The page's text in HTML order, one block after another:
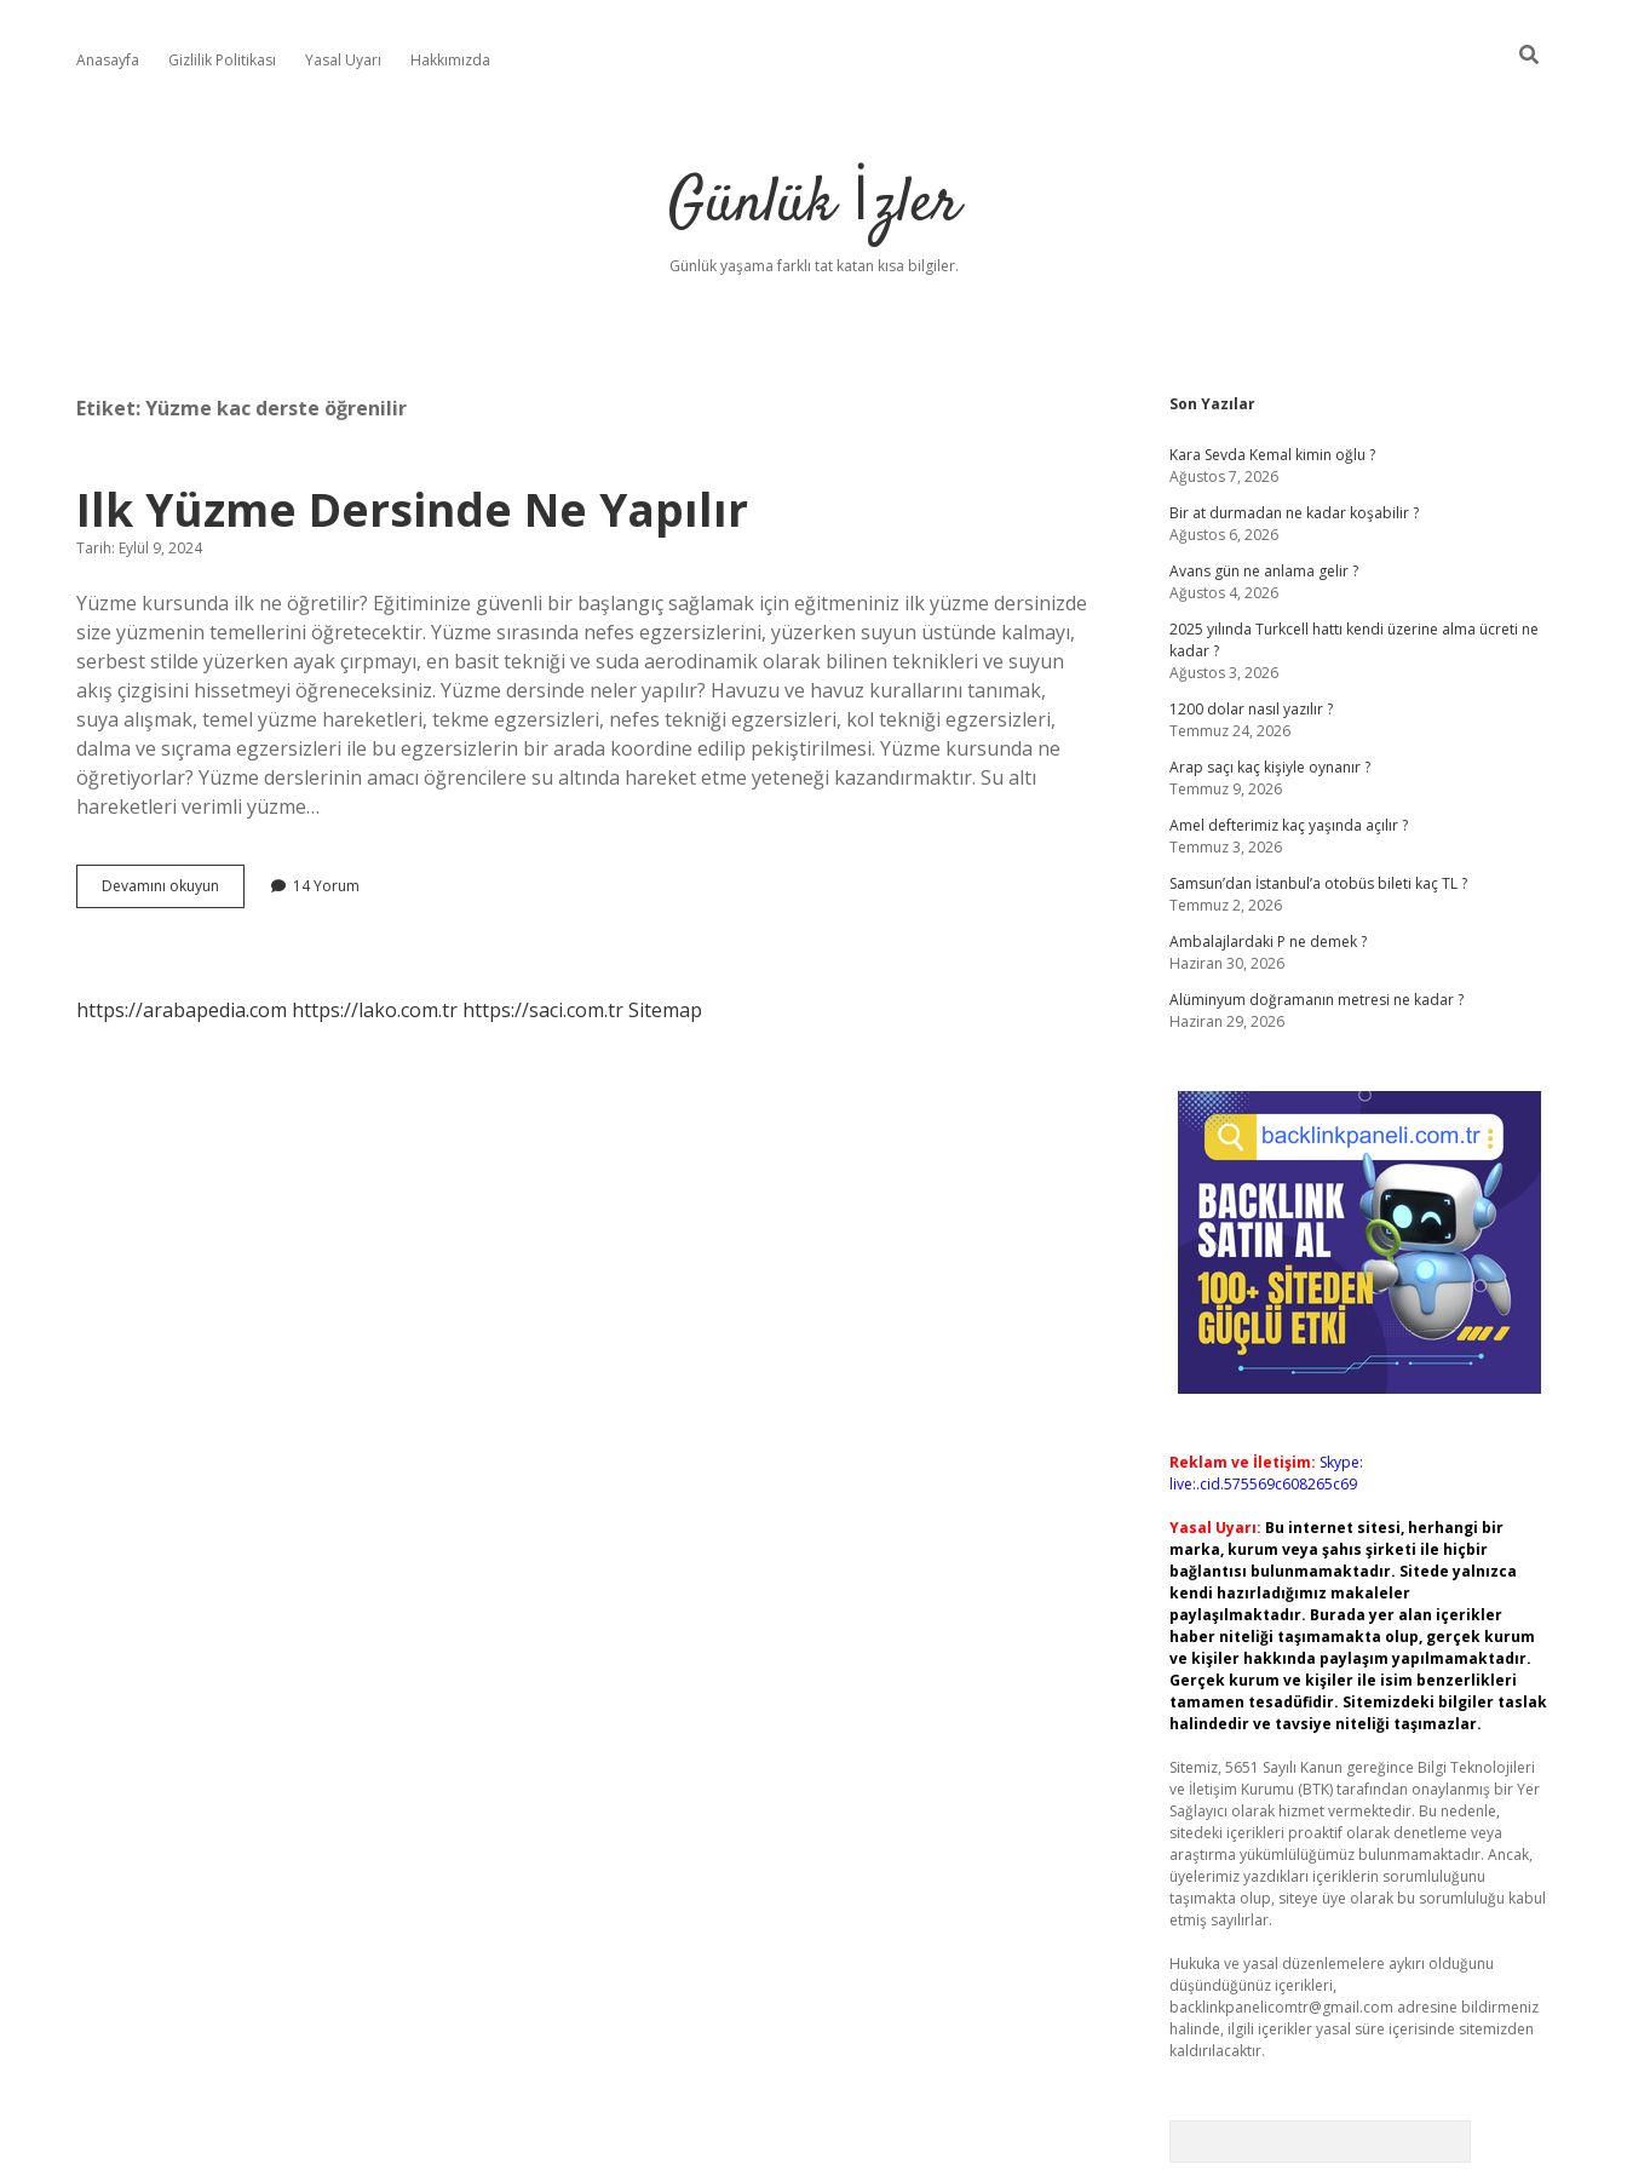
Anasayfa Gizlilik Politikası Yasal Uyarı Hakkımızda
Günlük İzler
Günlük yaşama farklı tat katan kısa bilgiler.
Etiket:Yüzme kac derste öğrenilir
Ilk Yüzme Dersinde Ne Yapılır
Tarih: Eylül 9, 2024
Yüzme kursunda ilk ne öğretilir? Eğitiminize güvenli bir başlangıç ​​sağlamak için eğitmeniniz ilk yüzme dersinizde
size yüzmenin temellerini öğretecektir. Yüzme sırasında nefes egzersizlerini, yüzerken suyun üstünde kalmayı,
serbest stilde yüzerken ayak çırpmayı, en basit tekniği ve suda aerodinamik olarak bilinen teknikleri ve suyun
akış çizgisini hissetmeyi öğreneceksiniz. Yüzme dersinde neler yapılır? Havuzu ve havuz kurallarını tanımak,
suya alışmak, temel yüzme hareketleri, tekme egzersizleri, nefes tekniği egzersizleri, kol tekniği egzersizleri,
dalma ve sıçrama egzersizleri ile bu egzersizlerin bir arada koordine edilip pekiştirilmesi. Yüzme kursunda ne
öğretiyorlar? Yüzme derslerinin amacı öğrencilere su altında hareket etme yeteneği kazandırmaktır. Su altı
hareketleri verimli yüzme…
Devamını okuyun
Yüzme
14 Yorum
https://arabapedia.com https://lako.com.tr https://saci.com.trSitemap
Sidebar
Son Yazılar
Kara Sevda Kemal kimin oğlu ?
Ağustos 7, 2026
Bir at durmadan ne kadar koşabilir ?
Ağustos 6, 2026
Avans gün ne anlama gelir ?
Ağustos 4, 2026
2025 yılında Turkcell hattı kendi üzerine alma ücreti ne
kadar ?
Ağustos 3, 2026
1200 dolar nasıl yazılır ?
Temmuz 24, 2026
Arap saçı kaç kişiyle oynanır ?
Temmuz 9, 2026
Amel defterimiz kaç yaşında açılır ?
Temmuz 3, 2026
Samsun’dan İstanbul’a otobüs bileti kaç TL ?
Temmuz 2, 2026
Ambalajlardaki P ne demek ?
Haziran 30, 2026
Alüminyum doğramanın metresi ne kadar ?
Haziran 29, 2026
Reklam ve İletişim: Skype:
live:.cid.575569c608265c69
Yasal Uyarı: Bu internet sitesi, herhangi bir
marka, kurum veya şahıs şirketi ile hiçbir
bağlantısı bulunmamaktadır. Sitede yalnızca
kendi hazırladığımız makaleler
paylaşılmaktadır. Burada yer alan içerikler
haber niteliği taşımamakta olup, gerçek kurum
ve kişiler hakkında paylaşım yapılmamaktadır.
Gerçek kurum ve kişiler ile isim benzerlikleri
tamamen tesadüfidir. Sitemizdeki bilgiler taslak
halindedir ve tavsiye niteliği taşımazlar.
Sitemiz, 5651 Sayılı Kanun gereğince Bilgi Teknolojileri
ve İletişim Kurumu (BTK) tarafından onaylanmış bir Yer
Sağlayıcı olarak hizmet vermektedir. Bu nedenle,
sitedeki içerikleri proaktif olarak denetleme veya
araştırma yükümlülüğümüz bulunmamaktadır. Ancak,
üyelerimiz yazdıkları içeriklerin sorumluluğunu
taşımakta olup, siteye üye olarak bu sorumluluğu kabul
etmiş sayılırlar.
Hukuka ve yasal düzenlemelere aykırı olduğunu
düşündüğünüz içerikleri,
backlinkpanelicomtr@gmail.com adresine bildirmeniz
halinde, ilgili içerikler yasal süre içerisinde sitemizden
kaldırılacaktır.